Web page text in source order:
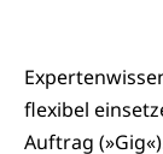
flexibel
Auftrag